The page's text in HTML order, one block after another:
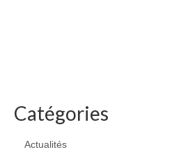
Catégories
Actualités